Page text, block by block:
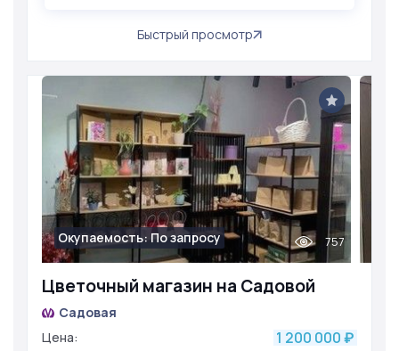
Быстрый просмотр
Цветочный магазин на Садовой
Окупаемость: По запросу 757
Садовая
Цена:
1 200 000 ₽